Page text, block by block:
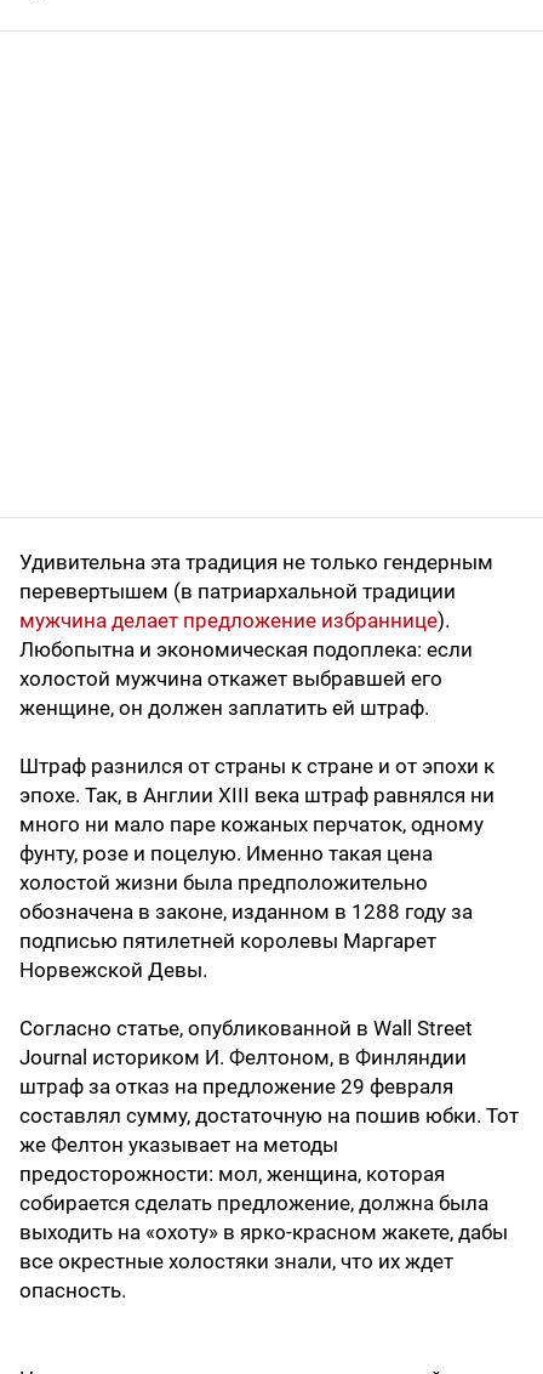
Удивительна эта традиция не только гендерным
перевертышем (в патриархальной традиции
мужчина делает предложение избраннице).
Любопытна и экономическая подоплека: если
холостой мужчина откажет выбравшей его
женщине, он должен заплатить ей штраф.
Штраф разнился от страны к стране и от эпохи к
эпохе. Так, в Англии XIII века штраф равнялся ни
много ни мало паре кожаных перчаток, одному
фунту, розе и поцелую. Именно такая цена
холостой жизни была предположительно
обозначена в законе, изданном в 1288 году за
подписью пятилетней королевы Маргарет
Норвежской Девы.
Согласно статье, опубликованной в Wall Street
Journal историком И. Фелтоном, в Финляндии
штраф за отказ на предложение 29 февраля
составлял сумму, достаточную на пошив юбки. Тот
же Фелтон указывает на методы
предосторожности: мол, женщина, которая
собирается сделать предложение, должна была
выходить на «охоту» в ярко-красном жакете, дабы
все окрестные холостяки знали, что их ждет
опасность.